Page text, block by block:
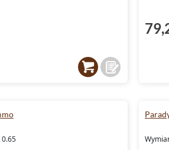
0.65